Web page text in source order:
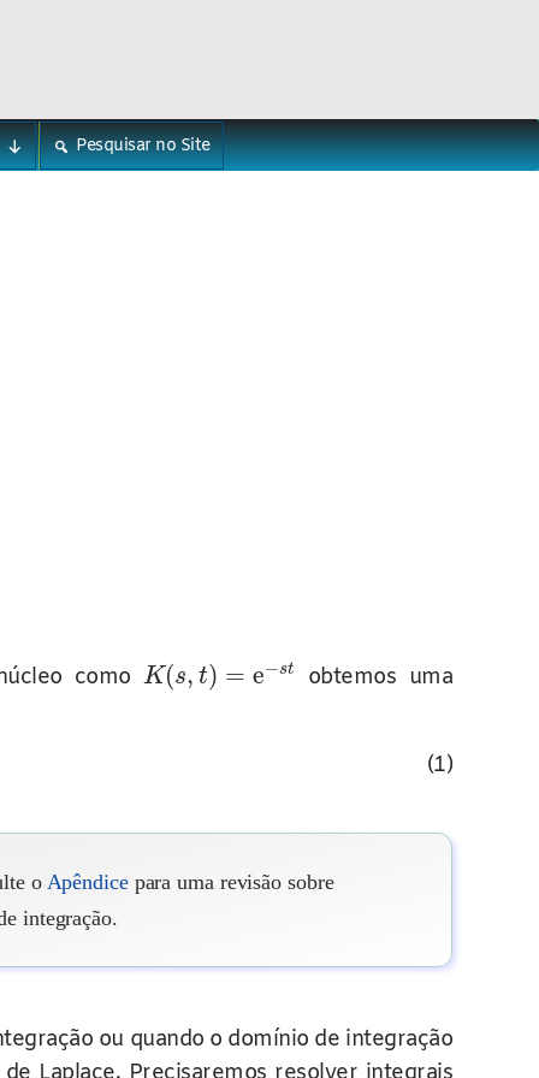
Pesquisar no Site
como K(s, t) = e−st
obtemos uma
(1)
oApêndicepara uma revisão sobre
integração.
ou quando o domínio de integração